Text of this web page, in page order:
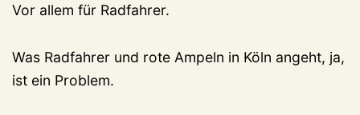
Vor allem für Radfahrer.
Was Radfahrer und rote Ampeln in Köln angeht, ja,
ist ein Problem.